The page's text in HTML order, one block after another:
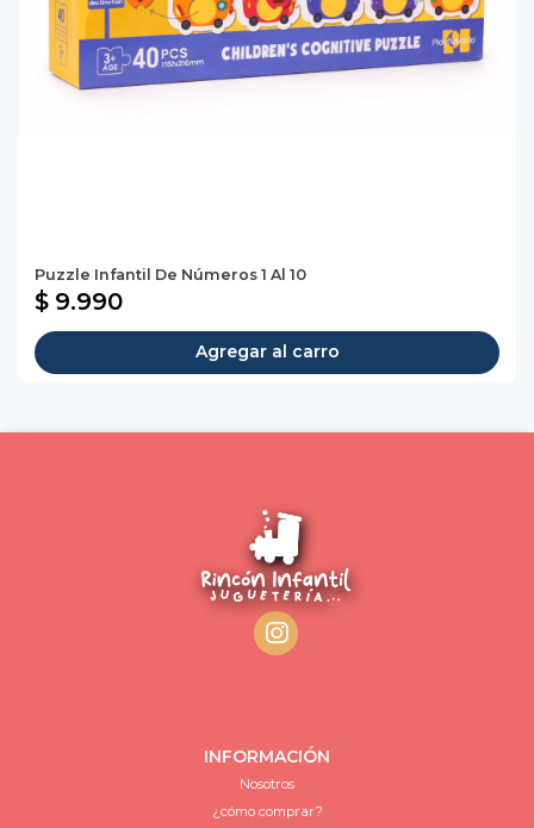
Puzzle Infantil De Números 1 Al 10
$ 9.990
Agregar al carro
INFORMACIÓN
Nosotros
¿cómo comprar?